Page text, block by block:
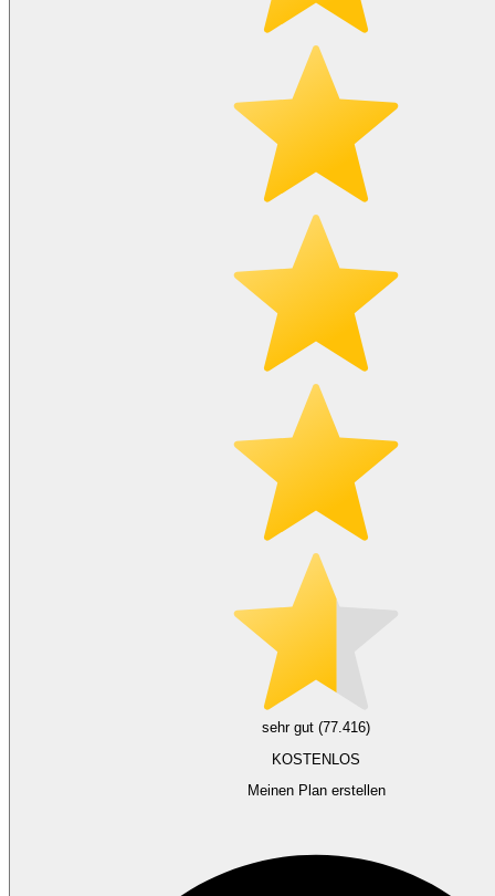
sehr gut (77.416)
KOSTENLOS
Meinen Plan erstellen